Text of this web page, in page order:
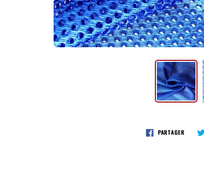
PARTAGER